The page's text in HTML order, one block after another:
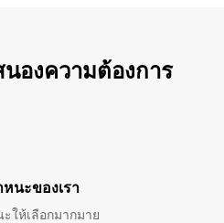
องความต้องการ
นะของเรา
ให้เลือกมากมาย